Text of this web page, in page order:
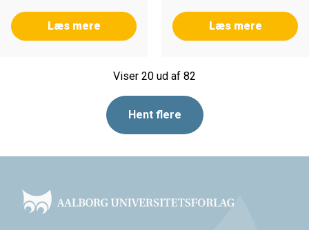
Læs mere Læs mere
Viser 20 ud af 82
Hent flere